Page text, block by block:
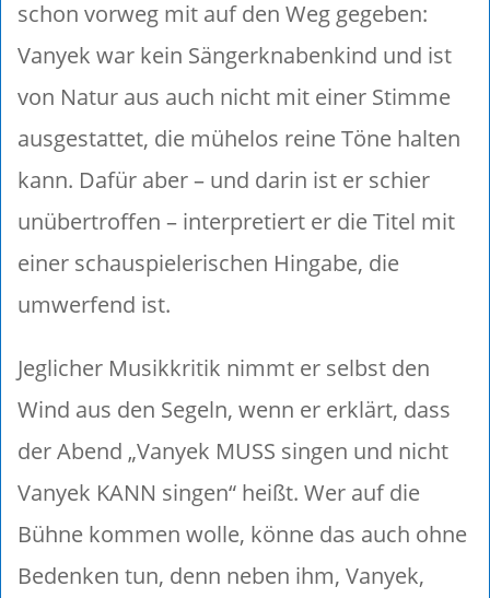
schon vorweg mit auf den Weg gegeben:
Vanyek war kein Sängerknabenkind und ist
von Natur aus auch nicht mit einer Stimme
ausgestattet, die mühelos reine Töne halten
kann. Dafür aber – und darin ist er schier
unübertroffen – interpretiert er die Titel mit
einer schauspielerischen Hingabe, die
umwerfend ist.
Jeglicher Musikkritik nimmt er selbst den
Wind aus den Segeln, wenn er erklärt, dass
der Abend „Vanyek MUSS singen und nicht
Vanyek KANN singen“ heißt. Wer auf die
Bühne kommen wolle, könne das auch ohne
Bedenken tun, denn neben ihm, Vanyek,